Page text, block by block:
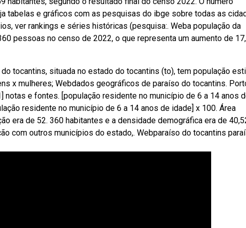
tabelas e gráficos com as pesquisas do ibge sobre todas as
ver rankings e séries históricas (pesquisa:. Weba população da
pessoas no censo de 2022, o que representa um aumento de
tocantins, situada no estado do tocantins (to), tem população
x mulheres; Webdados geográficos de paraíso do tocantins.
notas e fontes. [população residente no município de 6 a 14 anos
residente no município de 6 a 14 anos de idade] x 100. Área
era de 52. 360 habitantes e a densidade demográfica era de
com outros municípios do estado,. Webparaíso do tocantins